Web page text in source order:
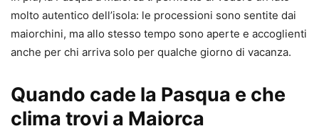
molto autentico dell’isola: le processioni sono sentite dai
maiorchini, ma allo stesso tempo sono aperte e accoglienti
anche per chi arriva solo per qualche giorno di vacanza.
Quando cade la Pasqua e che
clima trovi a Maiorca